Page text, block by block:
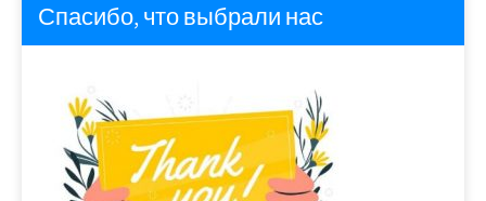
Спасибо, что выбрали нас